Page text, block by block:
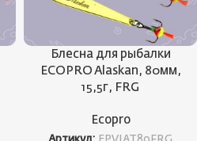
Блесна для рыбалки
ECOPRO Alaskan, 80мм,
15,5г, FRG
Ecopro